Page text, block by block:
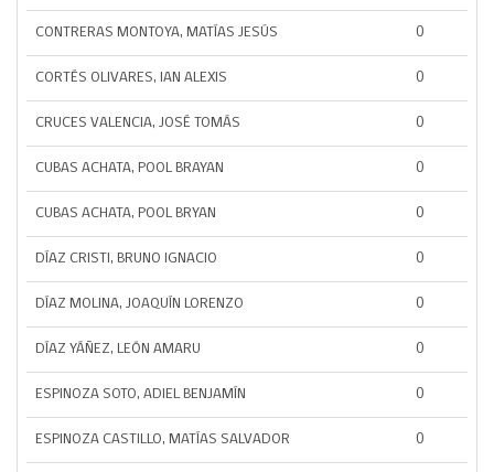
CONTRERAS MONTOYA, MATÍAS JESÚS 0
CORTÉS OLIVARES, IAN ALEXIS 0
CRUCES VALENCIA, JOSÉ TOMÁS 0
CUBAS ACHATA, POOL BRAYAN 0
CUBAS ACHATA, POOL BRYAN 0
DÍAZ CRISTI, BRUNO IGNACIO 0
DÍAZ MOLINA, JOAQUÍN LORENZO 0
DÍAZ YÁÑEZ, LEÓN AMARU 0
ESPINOZA SOTO, ADIEL BENJAMÍN 0
ESPINOZA CASTILLO, MATÍAS SALVADOR 0